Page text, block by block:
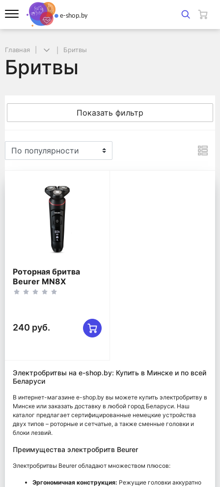
Главная Бритвы
Бритвы
Показать фильтр
Роторная бритва
Beurer MN8X
240 руб.
Электробритвы на e-shop.by: Купить в Минске и по всей
Беларуси
В интернет-магазине e-shop.by вы можете купить электробритву в
Минске или заказать доставку в любой город Беларуси. Наш
каталог предлагает сертифицированные немецкие устройства
двух типов – роторные и сетчатые, а также сменные головки и
блоки лезвий.
Преимущества электробритв Beurer
Электробритвы Beurer обладают множеством плюсов:
Эргономичная конструкция: Режущие головки аккуратно